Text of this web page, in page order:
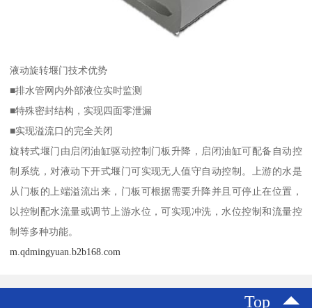
液动旋转堰门技术优势
■排水管网内外部液位实时监测
■特殊密封结构，实现四面零泄漏
■实现溢流口的完全关闭
旋转式堰门由启闭油缸驱动控制门板升降，启闭油缸可配备自动控
制系统，对液动下开式堰门可实现无人值守自动控制。上游的水是
从门板的上端溢流出来，门板可根据需要升降并且可停止在位置，
以控制配水流量或调节上游水位，可实现冲洗，水位控制和流量控
制等多种功能。
m.qdmingyuan.b2b168.com
Top